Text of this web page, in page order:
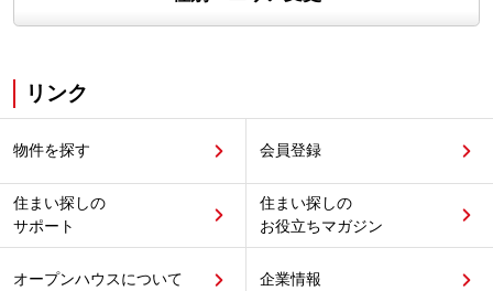
リンク
物件を探す 会員登録
住まい探しの
サポート
住まい探しの
お役立ちマガジン
オープンハウスについて 企業情報